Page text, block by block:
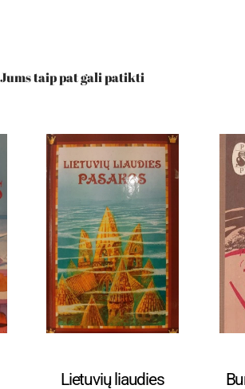
Jums taip pat gali patikti
Lietuvių liaudies